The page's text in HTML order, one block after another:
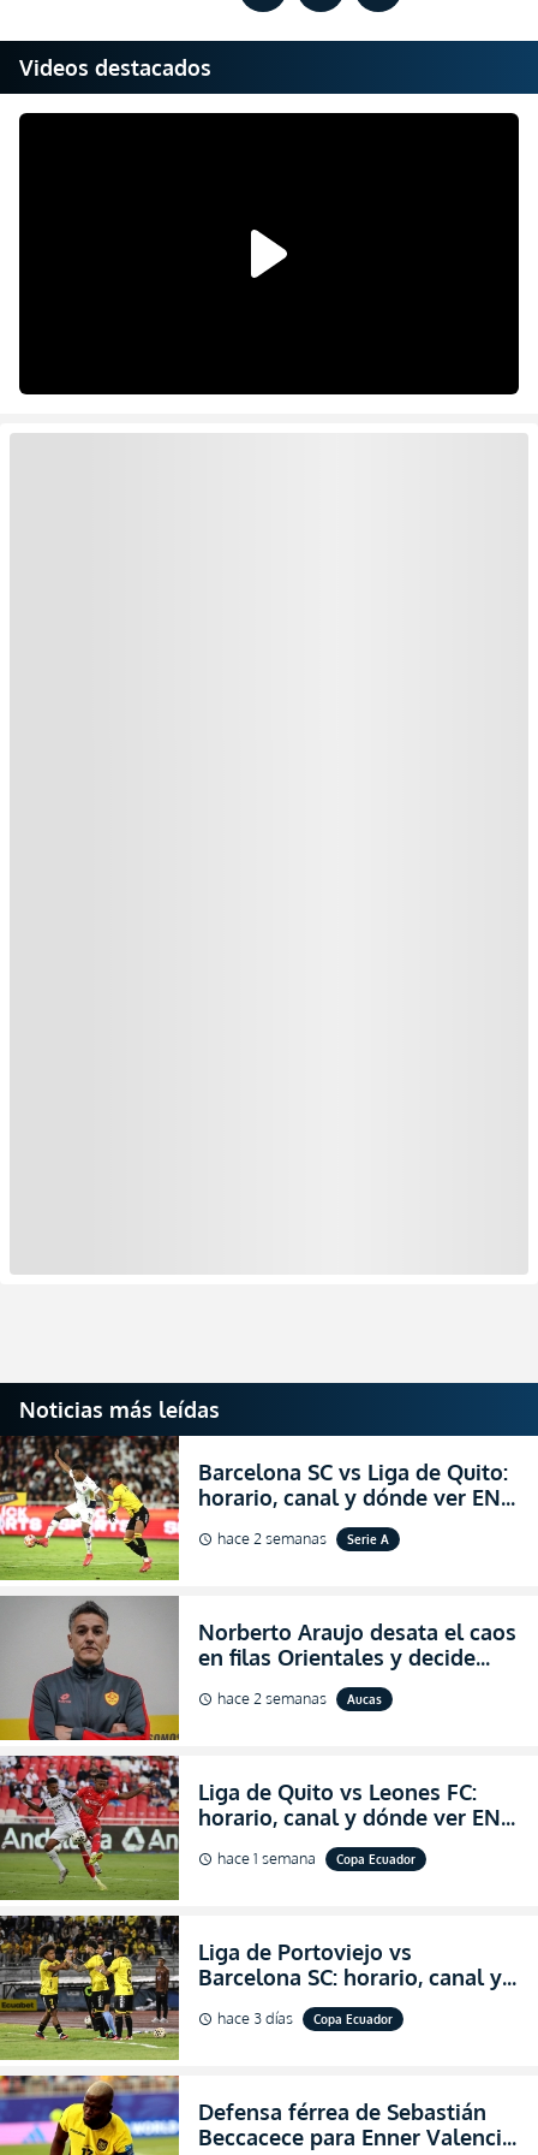
Videos destacados
Noticias más leídas
Barcelona SC vs Liga de Quito:
horario, canal y dónde ver EN
VIVO la Fecha 22 de la LigaPro
2026
schedule hace 2 semanas Serie A
Norberto Araujo desata el caos
en filas Orientales y decide
abandonar la dirección técnica
de Aucas
schedule hace 2 semanas Aucas
Liga de Quito vs Leones FC:
horario, canal y dónde ver EN
VIVO los octavos de final de la
Copa Ecuador 2026
schedule hace 1 semana Copa Ecuador
Liga de Portoviejo vs
Barcelona SC: horario, canal y
dónde ver EN VIVO los octavos
de final de la Copa Ecuador
schedule hace 3 días Copa Ecuador
Defensa férrea de Sebastián
Beccacece para Enner Valencia